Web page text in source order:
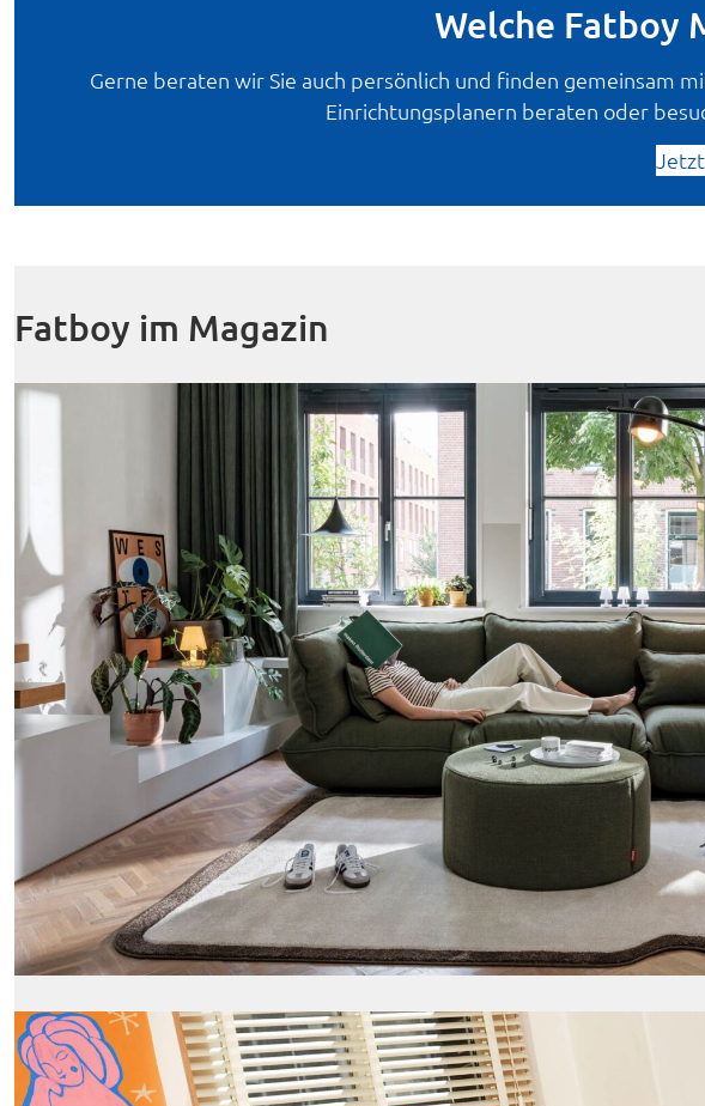
Welche Fatboy
Gerne beraten wir Sie auch persönlich und finden gemeinsam
Einrichtungsplanern beraten oder
Fatboy im Magazin